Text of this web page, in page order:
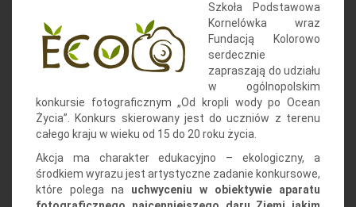
Szkoła Podstawowa
Kornelówka wraz
Fundacją Kolorowo
serdecznie
zapraszają do udziału
w ogólnopolskim
konkursie fotograficznym „Od kropli wody po Ocean
Życia”. Konkurs skierowany jest do uczniów z terenu
całego kraju w wieku od 15 do 20 roku życia.
Akcja ma charakter edukacyjno – ekologiczny, a
środkiem wyrazu jest artystyczne zadanie konkursowe,
które polega na uchwyceniu w obiektywie aparatu